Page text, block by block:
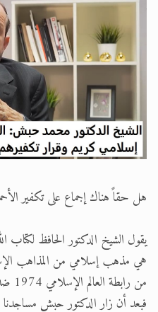
الحجّ..
اقرأ هذا
هل حقاً هناك إجماع على تكفير
يقول الشيخ الدكتور الحافظ لكتاب
هي مذهب إسلامي من المذاهب
من رابطة العالم الإسلامي 1974 ضد الأحمدية لم يكن قراراً صائباَ".
فبعد أن زار الدكتور حبش مساجدنا